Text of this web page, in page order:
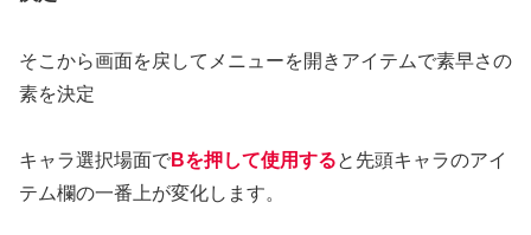
そこから画面を戻してメニューを開きアイテムで素早さの
素を決定
キャラ選択場面でBを押して使用すると先頭キャラのアイ
テム欄の一番上が変化します。